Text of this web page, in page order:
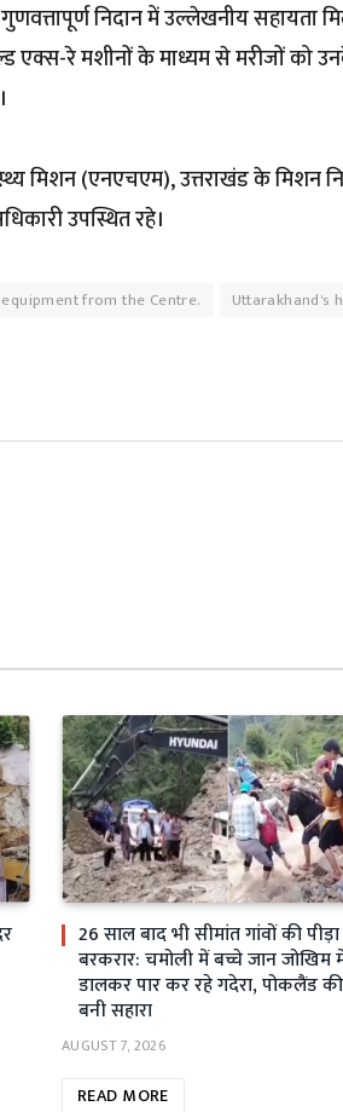
निदान में उल्लेखनीय सहायता
एक्स-रे मशीनों के माध्यम से मरीजों को
मिशन (एनएचएम), उत्तराखंड के मिशन
उपस्थित रहे।
from the Centre. Uttarakhand's
26 साल बाद भी सीमांत गांवों की पीड़ा
बरकरार: चमोली में बच्चे जान जोखिम
डालकर पार कर रहे गदेरा, पोकलैंड
बनी सहारा
AUGUST 7, 2026
READ MORE